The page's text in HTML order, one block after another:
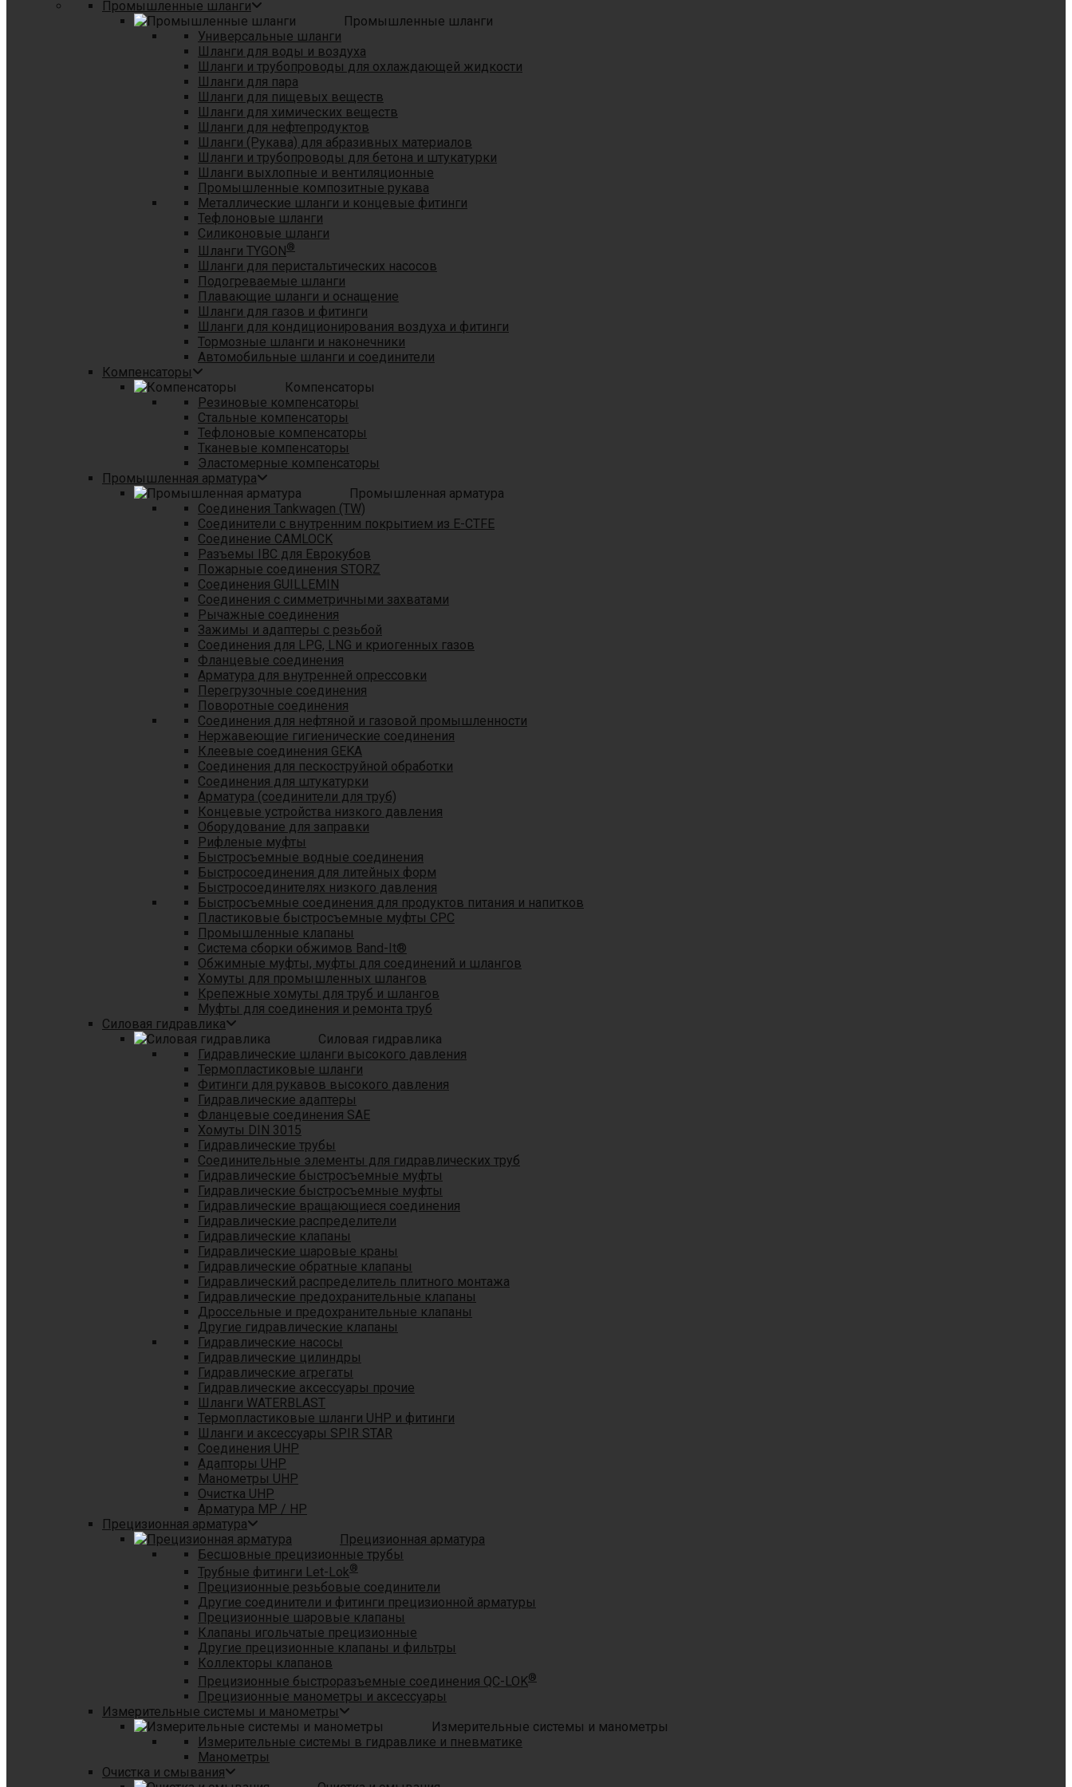
Промышленные шланги
Промышленные шланги
Универсальные шланги
Шланги для воды и воздуха
Шланги и трубопроводы для охлаждающей жидкости
Шланги для пара
Шланги для пищевых веществ
Шланги для химических веществ
Шланги для нефтепродуктов
Шланги (Рукава) для абразивных материалов
Шланги и трубопроводы для бетона и штукатурки
Шланги выхлопные и вентиляционные
Промышленные композитные рукава
Металлические шланги и концевые фитинги
Тефлоновые шланги
Силиконовые шланги
Шланги TYGON®
Шланги для перистальтических насосов
Подогреваемые шланги
Плавающие шланги и оснащение
Шланги для газов и фитинги
Шланги для кондиционирования воздуха и фитинги
Тормозные шланги и наконечники
Автомобильные шланги и соединители
Компенсаторы
Компенсаторы
Резиновые компенсаторы
Стальные компенсаторы
Тефлоновые компенсаторы
Тканевые компенсаторы
Эластомерные компенсаторы
Промышленная арматура
Промышленная арматура
Соединения Tankwagen (TW)
Соединители с внутренним покрытием из E-CTFE
Соединение CAMLOCK
Разъемы IBC для Еврокубов
Пожарные соединения STORZ
Соединения GUILLEMIN
Соединения с симметричными захватами
Рычажные соединения
Зажимы и адаптеры с резьбой
Соединения для LPG, LNG и криогенных газов
Фланцевые соединения
Арматура для внутренней опрессовки
Перегрузочные соединения
Поворотные соединения
Соединения для нефтяной и газовой промышленности
Нержавеющие гигиенические соединения
Клеевые соединения GEKA
Соединения для пескоструйной обработки
Cоединения для штукатурки
Арматура (соединители для труб)
Концевые устройства низкого давления
Оборудование для заправки
Рифленые муфты
Быстросъемные водные соединения
Быстросоединения для литейных форм
Быстросоединителях низкого давления
Быстросъемные соединения для продуктов питания и напитков
Пластиковые быстросъемные муфты CPC
Промышленные клапаны
Система сборки обжимов Band-It®
Обжимные муфты, муфты для соединений и шлангов
Хомуты для промышленных шлангов
Крепежные хомуты для труб и шлангов
Муфты для соединения и ремонта труб
Силовая гидравлика
Силовая гидравлика
Гидравлические шланги высокого давления
Термопластиковые шланги
Фитинги для рукавов высокого давления
Гидравлические адаптеры
Фланцевые соединения SAE
Хомуты DIN 3015
Гидравлические трубы
Соединительные элементы для гидравлических труб
Гидравлические быстросъемные муфты
Гидравлические быстросъемные муфты
Гидравлические вращающиеся соединения
Гидравлические распределители
Гидравлические клапаны
Гидравлические шаровые краны
Гидравлические обратные клапаны
Гидравлический распределитель плитного монтажа
Гидравлические предохранительные клапаны
Дроссельные и предохранительные клапаны
Другие гидравлические клапаны
Гидравлические насосы
Гидравлические цилиндры
Гидравлические агрегаты
Гидравлические аксессуары прочие
Шланги WATERBLAST
Термопластиковые шланги UHP и фитинги
Шланги и аксессуары SPIR STAR
Соединения UHP
Адапторы UHP
Манометры UHP
Очистка UHP
Арматура MP / HP
Прецизионная арматура
Прецизионная арматура
Бесшовные прецизионные трубы
Трубные фитинги Let-Lok®
Прецизионные резьбовые соединители
Другие соединители и фитинги прецизионной арматуры
Прецизионные шаровые клапаны
Клапаны игольчатые прецизионные
Другие прецизионные клапаны и фильтры
Коллекторы клапанов
Прецизионные быстроразъемные соединения QC-LOK®
Прецизионные манометры и аксессуары
Измерительные системы и манометры
Измерительные системы и манометры
Измерительные системы в гидравлике и пневматике
Манометры
Очистка и смывания